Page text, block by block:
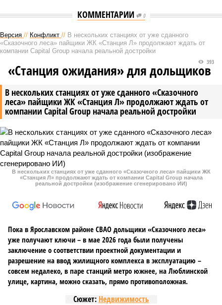
КОММЕНТАРИИ 0
Версия // Конфликт // В нескольких станциях от уже сданного
«Сказочного леса» пайщики ЖК «Станция Л» продолжают ждать от
компании Capital Group начала реальной достройки
В нескольких станциях от уже сданного «Сказочного
леса» пайщики ЖК «Станция Л» продолжают ждать от
компании Capital Group начала реальной достройки
393
«Станция ожидания» для дольщиков
В нескольких станциях от уже сданного «Сказочного леса» пайщики ЖК
«Станция Л» продолжают ждать от компании Capital Group начала
реальной достройки (изображение сгенерировано ИИ)
Пока в Ярославском районе СВАО дольщики «Сказочного леса»
уже получают ключи – в мае 2026 года были получены
заключение о соответствии проектной документации и
разрешение на ввод жилищного комплекса в эксплуатацию –
совсем недалеко, в паре станций метро южнее, на Люблинской
улице, картина, можно сказать, прямо противоположная.
Сюжет: Недвижимость